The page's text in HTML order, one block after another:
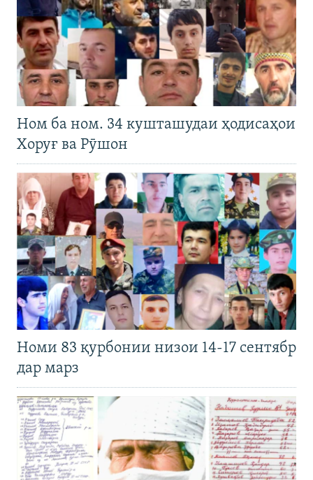
Ном ба ном. 34 кушташудаи ҳодисаҳои
Хоруғ ва Рӯшон
Номи 83 қурбонии низои 14-17 сентябр
дар марз